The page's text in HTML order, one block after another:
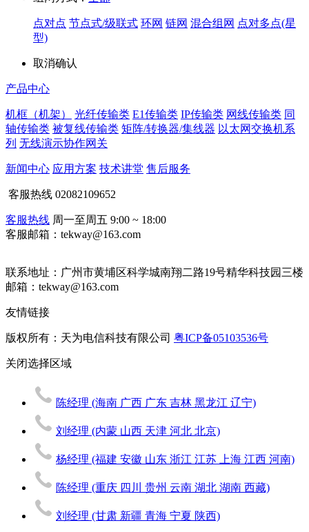
点对点 节点式/级联式 环网 链网 混合组网 点对多点(星
型)
取消确认
产品中心
机框（机架） 光纤传输类 E1传输类 IP传输类 网线传输类 同
轴传输类 被复线传输类 矩阵/转换器/集线器 以太网交换机系
列 无线演示协作网关
新闻中心 应用方案 技术讲堂 售后服务
客服热线 02082109652
客服热线 周一至周五 9:00 ~ 18:00
客服邮箱：tekway@163.com
联系地址： 广州市黄埔区科学城南翔二路19号精华科技园三楼
邮箱：tekway@163.com
友情链接
版权所有：天为电信科技有限公司 粤ICP备05103536号
关闭选择区域
陈经理 (海南 广西 广东 吉林 黑龙江 辽宁)
刘经理 (内蒙 山西 天津 河北 北京)
杨经理 (福建 安徽 山东 浙江 江苏 上海 江西 河南)
陈经理 (重庆 四川 贵州 云南 湖北 湖南 西藏)
刘经理 (甘肃 新疆 青海 宁夏 陕西)